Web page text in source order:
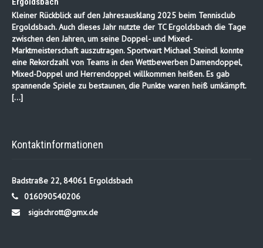
Kleiner Rückblick auf den Jahresausklang 2025 beim Tennisclub
Ergoldsbach. Auch dieses Jahr nutzte der TC Ergoldsbach die Tage
zwischen den Jahren, um seine Doppel- und Mixed-
Marktmeisterschaft auszutragen. Sportwart Michael Steindl konnte
eine Rekordzahl von Teams in den Wettbewerben Damendoppel,
Mixed-Doppel und Herrendoppel willkommen heißen. Es gab
spannende Spiele zu bestaunen, die Punkte waren heiß umkämpft.
[…]
Kontaktinformationen
Badstraße 22, 84061 Ergoldsbach
016090540206
sigischrott@gmx.de